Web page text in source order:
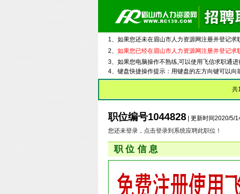
1、如果您还未在眉山市人力资源网注册并登记求
2、 如果您已经在眉山市人力资源网注册并登记求
3、如果您电脑操作不熟练,可以使用飞信求职通进
4、键盘快捷操作提示：用键盘的左方向键可以向
共
职位编号1044828 | 更新时间2020/5/
您还未登录，点击登录到系统应聘此职位！
职位信息